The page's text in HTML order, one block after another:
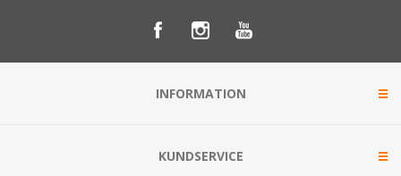
INFORMATION
KUNDSERVICE